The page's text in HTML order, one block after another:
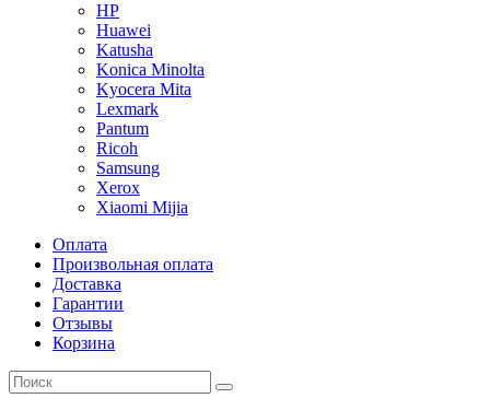
HP
Huawei
Katusha
Konica Minolta
Kyocera Mita
Lexmark
Pantum
Ricoh
Samsung
Xerox
Xiaomi Mijia
Оплата
Произвольная оплата
Доставка
Гарантии
Отзывы
Корзина